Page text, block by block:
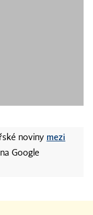
noviny mezi
na Google